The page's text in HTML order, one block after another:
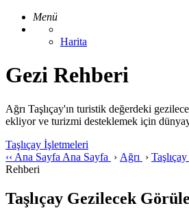
Menü
Harita
Gezi Rehberi
Ağrı Taşlıçay'ın turistik değerdeki
ekliyor ve turizmi desteklemek için
Taşlıçay İşletmeleri
‹‹ Ana Sayfa Ana Sayfa › Ağrı › Taşlıçay
Rehberi
Taşlıçay Gezilecek